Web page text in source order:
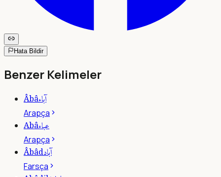
Hata Bildir
Benzer Kelimeler
Âbâآباء
Arapça
Abâعباء
Arapça
Âbâdآباد
Farsça